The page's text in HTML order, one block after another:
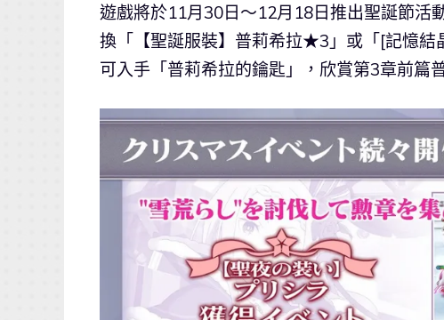
遊戲將於11月30日～12月18日推出聖誕節活
換「【聖誕服裝】普莉希拉★3」或「[記憶
可入手「普莉希拉的鑰匙」，欣賞第3章前篇